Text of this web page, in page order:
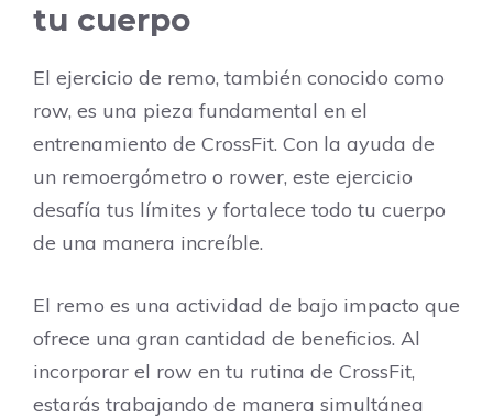
tu cuerpo
El ejercicio de remo, también conocido como
row, es una pieza fundamental en el
entrenamiento de CrossFit. Con la ayuda de
un remoergómetro o rower, este ejercicio
desafía tus límites y fortalece todo tu cuerpo
de una manera increíble.
El remo es una actividad de bajo impacto que
ofrece una gran cantidad de beneficios. Al
incorporar el row en tu rutina de CrossFit,
estarás trabajando de manera simultánea